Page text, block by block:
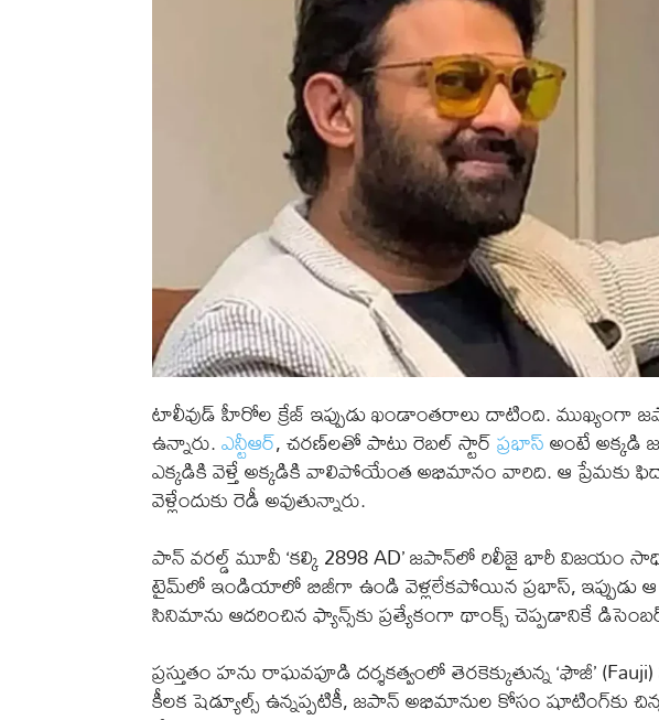
టాలీవుడ్ హీరోల క్రేజ్ ఇప్పుడు ఖండాంతరాలు దాటింది. ముఖ్యంగా
ఉన్నారు.ఎన్టీఆర్, చరణ్‌లతో పాటు రెబల్ స్టార్ప్రభాస్అంటే అక్కడి
ఎక్కడికి వెళ్తే అక్కడికి వాలిపోయేంత అభిమానం వారిది. ఆ ప్రేమకు
వెళ్లేందుకు రెడీ అవుతున్నారు.
పాన్ వరల్డ్ మూవీ ‘కల్కి 2898 AD’ జపాన్‌లో రిలీజై భారీ
టైమ్‌లో ఇండియాలో బిజీగా ఉండి వెళ్లలేకపోయిన ప్రభాస్, ఇప్పుడు ఆ
సినిమాను ఆదరించిన ఫ్యాన్స్‌కు ప్రత్యేకంగా థాంక్స్ చెప్పడానికే
ప్రస్తుతం హను రాఘవపూడి దర్శకత్వంలో తెరకెక్కుతున్న ‘ఫౌజీ’
కీలక షెడ్యూల్స్ ఉన్నప్పటికీ, జపాన్ అభిమానుల కోసం షూటింగ్‌కు